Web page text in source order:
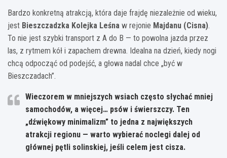
Bardzo konkretną atrakcją, która daje frajdę niezależnie od wieku,
jest Bieszczadzka Kolejka Leśna w rejonie Majdanu (Cisna).
To nie jest szybki transport z A do B — to powolna jazda przez
las, z rytmem kół i zapachem drewna. Idealna na dzień, kiedy nogi
chcą odpocząć od podejść, a głowa nadal chce „być w
Bieszczadach”.
Wieczorem w mniejszych wsiach często słychać mniej
samochodów, a więcej… psów i świerszczy. Ten
„dźwiękowy minimalizm” to jedna z największych
atrakcji regionu — warto wybierać noclegi dalej od
głównej pętli solinskiej, jeśli celem jest cisza.